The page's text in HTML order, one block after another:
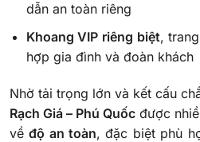
dẫn an toàn riêng
Khoang VIP riêng biệt,
hợp gia đình và đoàn khách
Nhờ tải trọng lớn và kết cấu
Rạch Giá – Phú Quốc được
vềđộ an toàn, đặc biệt phù